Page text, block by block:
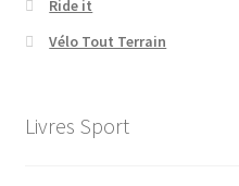
Ride it
Vélo Tout Terrain
Livres Sport